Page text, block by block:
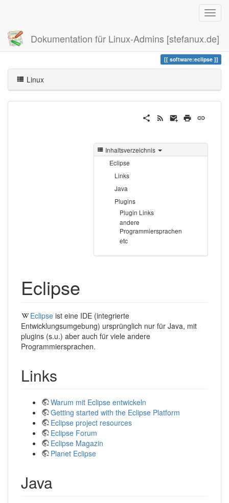
Dokumentation für Linux-Admins [stefanux.de]
Zuletzt angesehen eclipse
software:eclipse
Linux
Inhaltsverzeichnis
Eclipse
Links
Java
Plugins
Plugin Links
andere
Programmiersprachen
etc
Eclipse
Eclipse ist eine IDE (integrierte
Entwicklungsumgebung) ursprünglich nur für Java, mit
plugins (s.u.) aber auch für viele andere
Programmiersprachen.
Links
Warum mit Eclipse entwickeln
Getting started with the Eclipse Platform
Eclipse project resources
Eclipse Forum
Eclipse Magazin
Planet Eclipse
Java